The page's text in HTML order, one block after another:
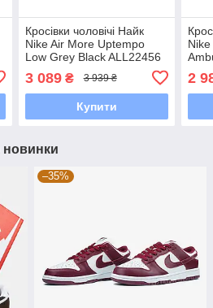
Кросівки чоловічі Найк
Nike Air More Uptempo
Low Grey Black ALL22456
3 089₴ 3 939 ₴
Купити
2
новинки
–35%